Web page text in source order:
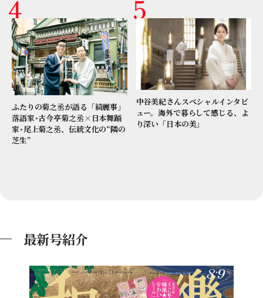
ふたりの菊之丞が語る「綺麗事」
落語家･古今亭菊之丞×日本舞踊
家･尾上菊之丞、伝統文化の“隣の
芝生”
中谷美紀さんスペシャルインタビ
ュー。海外で暮らして感じる、よ
り深い「日本の美」
最新号紹介